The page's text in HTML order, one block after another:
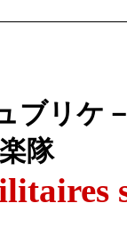
ブリケ
隊